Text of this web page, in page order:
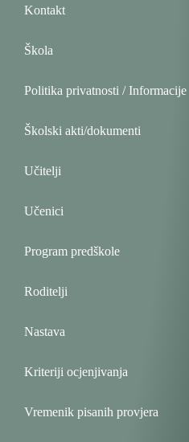
Kontakt
Škola
Politika privatnosti / Informacije
Školski akti/dokumenti
Učitelji
Učenici
Program predškole
Roditelji
Nastava
Kriteriji ocjenjivanja
Vremenik pisanih provjera